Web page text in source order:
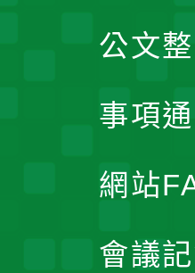
公文
事項
網站
會議